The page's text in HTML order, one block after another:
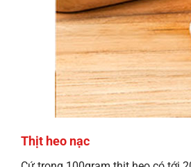
Thịt heo nạc